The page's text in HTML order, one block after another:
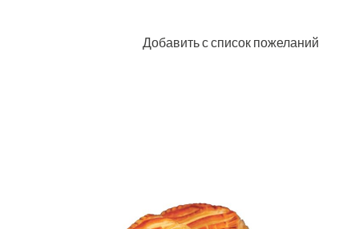
Добавить с список пожеланий